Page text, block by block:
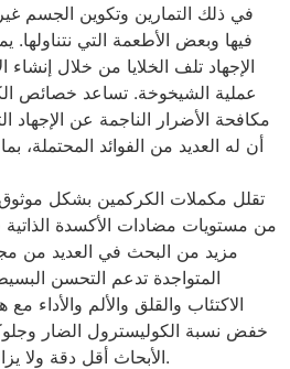
في ذلك التمارين وتكوين الجسم
فيها وبعض الأطعمة التي
الإجهاد تلف الخلايا من خلال إنشاء
عملية الشيخوخة. تساعد خصائص
مكافحة الأضرار الناجمة عن
أن له العديد من الفوائد المحتملة،
تقلل مكملات الكركمين بشكل موثوق
من مستويات مضادات الأكسدة
مزيد من البحث في العديد من
المتواجدة تدعم التحسن
الاكتئاب والقلق والألم
خفض نسبة الكوليسترول الضار
الأبحاث أقل دقة ولا يزال هناك حاجة لإجراء المزيد.